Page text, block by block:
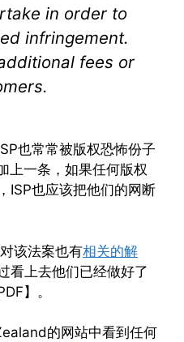
in order to
infringement.
fees or
也常常被版权恐怖份子
上一条，如果任何版权
ISP也应该把他们的网断
该法案也有相关的解
看上去他们已经做好了
】。
的网站中看到任何